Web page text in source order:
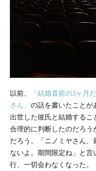
以前、
「結婚直前の3ヶ月
さん」 の話を書いたことが
出世した彼氏と結婚する
合理的に判断したのだろ
だろう。「ニノミヤさん
ないよ。期間限定ね」と
行、一切会わなくなった。